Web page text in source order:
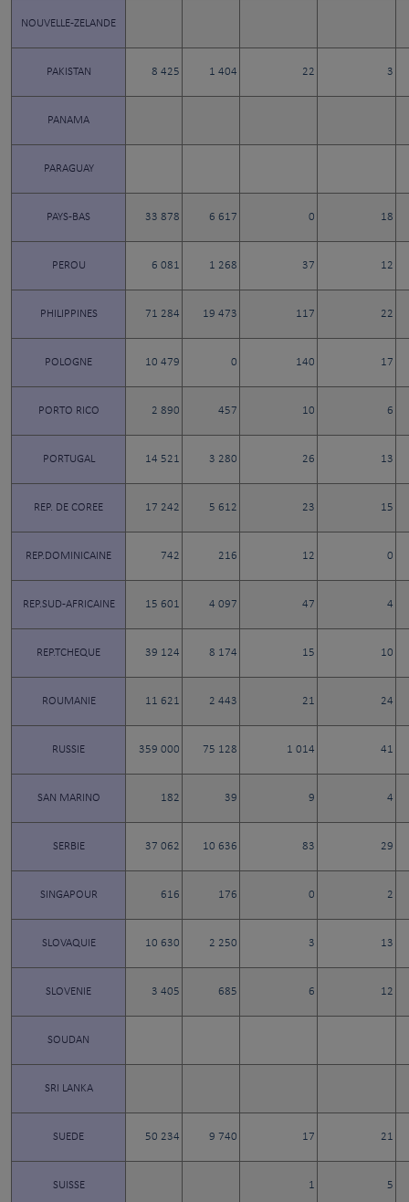
NOUVELLE-ZELANDE
PAKISTAN 8 425 1 404 22 3
PANAMA
PARAGUAY
PAYS-BAS 33 878 6 617 0 18
PEROU 6 081 1 268 37 12
PHILIPPINES 71 284 19 473 117 22
POLOGNE 10 479 0 140 17
PORTO RICO 2 890 457 10 6
PORTUGAL 14 521 3 280 26 13
REP. DE COREE 17 242 5 612 23 15
REP.DOMINICAINE 742 216 12 0
REP.SUD-AFRICAINE 15 601 4 097 47 4
REP.TCHEQUE 39 124 8 174 15 10
ROUMANIE 11 621 2 443 21 24
RUSSIE 359 000 75 128 1 014 41
SAN MARINO 182 39 9 4
SERBIE 37 062 10 636 83 29
SINGAPOUR 616 176 0 2
SLOVAQUIE 10 630 2 250 3 13
SLOVENIE 3 405 685 6 12
SOUDAN
SRI LANKA
SUEDE 50 234 9 740 17 21
SUISSE 1 5